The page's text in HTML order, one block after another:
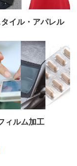
イル・アパレル
ィルム加工